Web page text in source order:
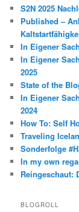
S2N 2025
Published –
In Eigener
In Eigener
2025
State of the
In Eigener
2024
How To: Self
Traveling
Sonderfolge
In my own
Reingeschaut:
BLOGROLL